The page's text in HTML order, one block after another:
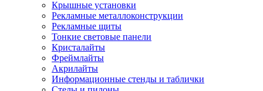
Крышные установки
Рекламные металлоконструкции
Рекламные щиты
Тонкие световые панели
Кристалайты
Фреймлайты
Акрилайты
Информационные стенды и таблички